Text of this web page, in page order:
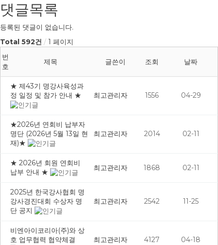
댓글목록
등록된 댓글이 없습니다.
Total 592건
1 페이지
번
호
제목 글쓴이 조회 날짜
★ 제43기 명강사육성과
정 일정 및 참가 안내 ★
최고관리자 1556 04-29
★2026년 연회비 납부자
명단 (2026년 5월 13일 현
재)★
최고관리자 2014 02-11
★ 2026년 회원 연회비
납부 안내 ★
최고관리자 1868 02-11
2025년 한국강사협회 명
강사경진대회 수상자 명
단 공지
최고관리자 2542 11-25
비엔아이코리아(주)와 상
호 업무협력 협약체결
최고관리자 4127 04-18